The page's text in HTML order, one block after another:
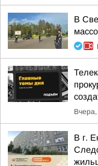
В
В г.